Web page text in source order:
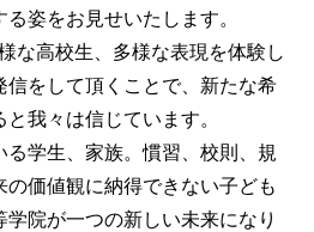
姿をお見せいたします。
な高校生、多様な表現を体験し
信をして頂くことで、新たな希
我々は信じています。
学生、家族。慣習、校則、規
価値観に納得できない子ども
院が一つの新しい未来になり